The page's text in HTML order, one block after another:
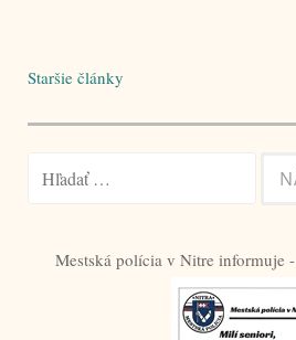
Navigácia
článkoch
Staršie články
Hľadať:
Mestská polícia v Nitre informuje